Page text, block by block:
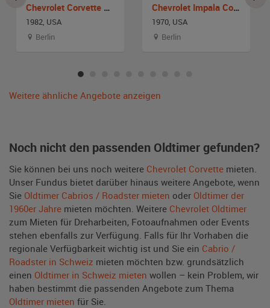
Chevrolet Corvette C3
1982, USA
Berlin
Chevrolet Impala Convertible
1970, USA
Berlin
Weitere ähnliche Angebote anzeigen
Noch nicht den passenden Oldtimer gefunden?
Sie können bei uns noch weitere Chevrolet Corvette mieten.
Unser Fundus bietet darüber hinaus weitere Angebote, wenn
Sie Oldtimer Cabrios / Roadster mieten oder Oldtimer der
1960er Jahre mieten möchten. Weitere Chevrolet Oldtimer
zum Mieten für Dreharbeiten, Fotoaufnahmen oder Events
stehen ebenfalls zur Verfügung. Falls für Ihr Vorhaben die
regionale Verfügbarkeit wichtig ist und Sie ein Cabrio /
Roadster in Schweiz mieten möchten bzw. grundsätzlich
einen Oldtimer in Schweiz mieten wollen – kein Problem, wir
haben bestimmt die passenden Angebote zum Thema
Oldtimer mieten für Sie.